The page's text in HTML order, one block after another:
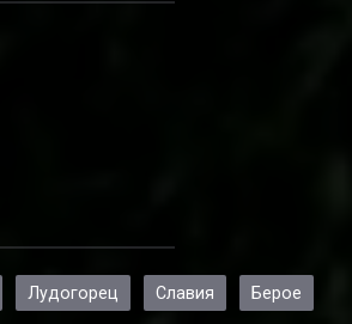
Лудогорец Славия Берое